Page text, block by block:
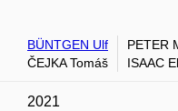
BÜNTGEN Ulf PETER
ČEJKA Tomáš
ISAAC
2021